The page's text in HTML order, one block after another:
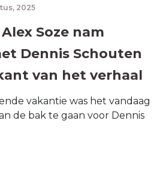
2025
Soze nam
Dennis Schouten
van het verhaal
vakantie was het vandaag
de bak te gaan voor Dennis